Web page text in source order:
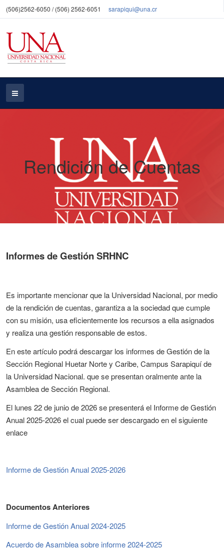
(506)2562-6050 / (506) 2562-6051 sarapiqui@una.cr
Rendición de Cuentas
Informes de Gestión SRHNC
Es importante mencionar que la Universidad Nacional, por medio
de la rendición de cuentas, garantiza a la sociedad que cumple
con su misión, usa eficientemente los recursos a ella asignados
y realiza una gestión responsable de estos.
En este artículo podrá descargar los informes de Gestión de la
Sección Regional Huetar Norte y Caribe, Campus Sarapiquí de
la Universidad Nacional. que se presentan oralmente ante la
Asamblea de Sección Regional.
El lunes 22 de junio de 2026 se presenterá el Informe de Gestión
Anual 2025-2026 el cual puede ser descargado en el siguiente
enlace
Informe de Gestión Anual 2025-2026
Documentos Anteriores
Informe de Gestión Anual 2024-2025
Acuerdo de Asamblea sobre informe 2024-2025